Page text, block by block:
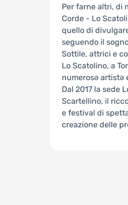
Per farne altri, di
Corde - Lo
quello di
seguendo il
Sottile, attrici e
Lo Scatolino, a
numerosə artistə
Dal 2017 la sede
Scartellino, il
e festival di
creazione delle